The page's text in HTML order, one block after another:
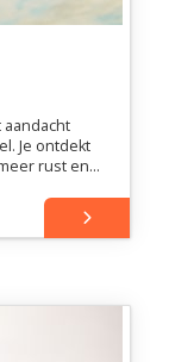
Je ontdekt
rust en